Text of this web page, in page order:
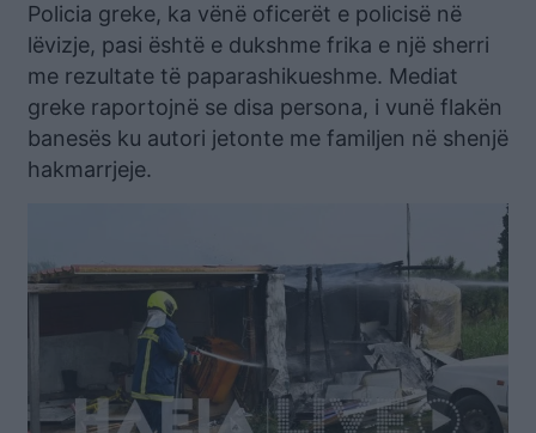
Policia greke, ka vënë oficerët e policisë në
lëvizje, pasi është e dukshme frika e një sherri
me rezultate të paparashikueshme. Mediat
greke raportojnë se disa persona, i vunë flakën
banesës ku autori jetonte me familjen në shenjë
hakmarrjeje.